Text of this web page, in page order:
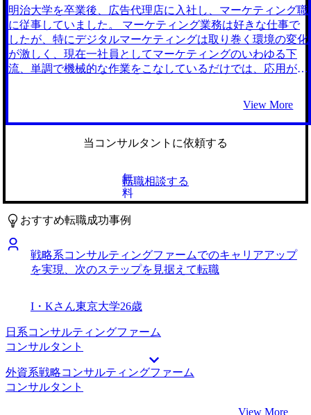
プを図りたいと思っています。マネージャーやその先へ進む
ためには身につけることばかりですが、社内でのプロモーシ
ョンを目標に頑張りたいです。
るならちゃんとコンサルタント経験のある人がよいと思っ
て、各転職エージェントでそのような経歴の方とお話ししま
した。その中でMyVisionの河瀬さんの話が一番ロジカルでわ
かりやすく、私の思うコンサルタントらしさを感じたからで
す。 この人なら自分の理想通りのコンサルティングファー
じで、あらゆることを構造化してわかりやすく説明いただけ
ました。私がブレスト的に話したキャリアビジョンや現職で
の取り組みについても、話をした直後にわかりやすくまとめ
きました。MyVisionのサービスは本当に価値があると思いま
す。 コンサルティングファームへ転職で必須、とわかりつ
つ対策できていなかったケース面接について、最初不安だっ
たのですが、実際にやってみると非常に楽しみながら解くこ
とができました。こういったコンサルタント的な頭の使い方
が自分は好きなんだなと改めて認識することができ、面接で
も自信をもって「コンサルタント志望です」と言えるように
かす方法を模索することが重要だと感じました。 友人がバ
ンバン良いファームに受かっていたので自分もおそらく大丈
夫だと思っていましたが、最初の方はあっけなく面接でお見
送りとなることが続きました。本腰を入れて対策しなおした
結果何とか内定を獲得できましたが、ファームに受かった友
人は皆、陰ながらしっかり努力していたんだなと思い知りま
した。転職活動は甘く考えず、自分の価値を高めるために努
明治大学を卒業後、広告代理店に入社し、マーケティング職
に従事していました。 マーケティング業務は好きな仕事で
したが、特にデジタルマーケティングは取り巻く環境の変化
が激しく、現在一社員としてマーケティングのいわゆる下
流、単調で機械的な作業をこなしているだけでは、応用が利
し始めたのもきっかけの一つです。 社内にいた優秀なマー
ケターの先輩たちが立て続けにコンサルティングファームへ
転職したことで、私自身もコンサルファームに関心を持ちま
出身で、私と同様、前職が広告代理店の方の転職支援も数多
くされていて、マーケターのキャリアに非常に詳しかったた
め信頼ができました。また河瀬さんは代理店のマーケターな
らではの悩みも理解してくれて、マーケティングの上流工程
に携わりたいという私のニーズを正確に把握してくれまし
た。同じマーケターとしての目線からファーム選定をしてく
れたのは河瀬さんだけだったのでMyVisionさんを選びまし
た。 上流からマーケティングに携われるようなコンサルテ
だきました。私自身が知らなかったとても魅力的な会社も数
イフバランスとキャリアアップの両立ができそうなファーム
に入ることができてとても満足です。河瀬さんの紹介で初め
て知ったファームでしたが、内定獲得後のカジュアル面談で
は非常にいい方ばかりで、働くのが楽しみになりました。
現職の繁忙期と重なってしまったことで、非常に疲れてしま
View More
当コンサルタントに依頼する
無
料
転職相談する
おすすめ転職成功事例
戦略系コンサルティングファームでのキャリアアップ
を実現、次のステップを見据えて転職
I・Kさん東京大学26歳
日系コンサルティングファーム
コンサルタント
外資系戦略コンサルティングファーム
コンサルタント
View More